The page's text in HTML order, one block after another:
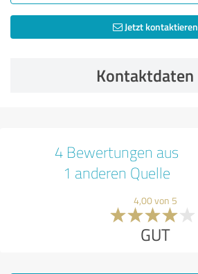
Jetzt kontaktieren
Kontaktdaten
4 Bewertungen aus
1 anderen Quelle
4,00 von 5
GUT